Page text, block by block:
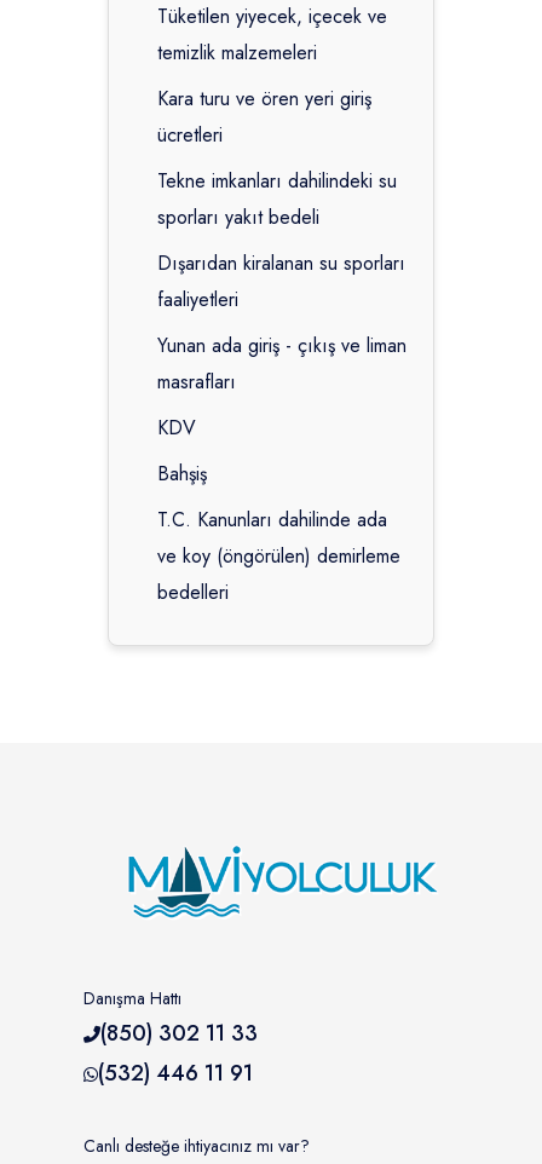
Tüketilen yiyecek, içecek ve
temizlik malzemeleri
Kara turu ve ören yeri giriş
ücretleri
Tekne imkanları dahilindeki su
sporları yakıt bedeli
Dışarıdan kiralanan su sporları
faaliyetleri
Yunan ada giriş - çıkış ve liman
masrafları
KDV
Bahşiş
T.C. Kanunları dahilinde ada
ve koy (öngörülen) demirleme
bedelleri
Danışma Hattı
(850) 302 11 33
(532) 446 11 91
Canlı desteğe ihtiyacınız mı var?